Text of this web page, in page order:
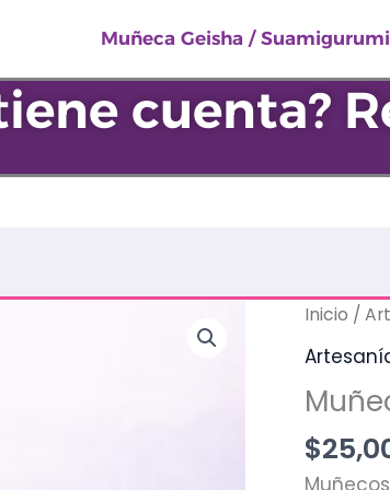
Muñeca Geisha / Suamigurumi
cuenta?
Inicio /
$
Muñeca
Geisha